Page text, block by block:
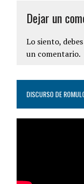
Dejar un
Lo siento,
un comentario.
DISCURSO DE